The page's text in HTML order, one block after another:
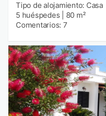
Tipo de alojamiento: Casa
5 huéspedes
80 m²
Comentarios: 7